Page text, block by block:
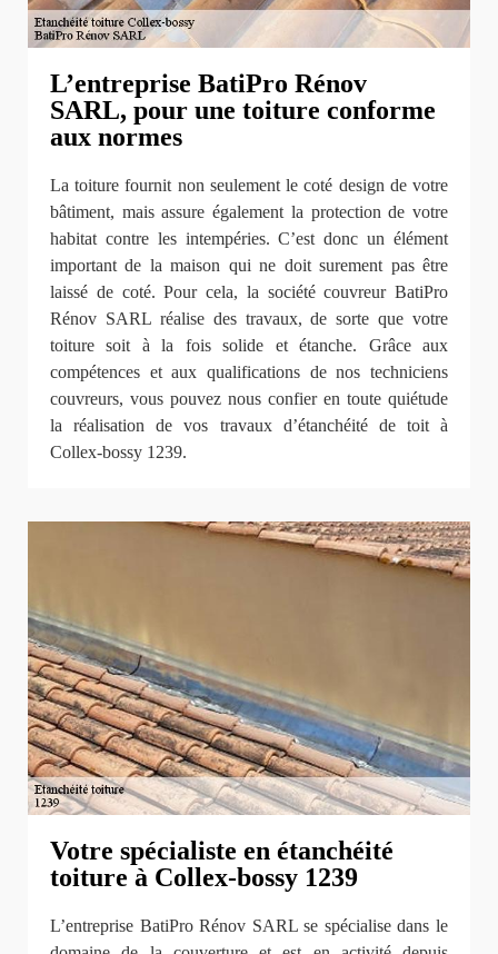
L’entreprise BatiPro Rénov
SARL, pour une toiture conforme
aux normes
La toiture fournit non seulement le coté design de votre
bâtiment, mais assure également la protection de votre
habitat contre les intempéries. C’est donc un élément
important de la maison qui ne doit surement pas être
laissé de coté. Pour cela, la société couvreur BatiPro
Rénov SARL réalise des travaux, de sorte que votre
toiture soit à la fois solide et étanche. Grâce aux
compétences et aux qualifications de nos techniciens
couvreurs, vous pouvez nous confier en toute quiétude
la réalisation de vos travaux d’étanchéité de toit à
Collex-bossy 1239.
Votre spécialiste en étanchéité
toiture à Collex-bossy 1239
L’entreprise BatiPro Rénov SARL se spécialise dans le